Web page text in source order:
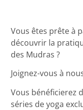
Vous êtes prête à
découvrir la
des Mudras ?
Joignez-vous à
Vous bénéficierez
séries de yoga